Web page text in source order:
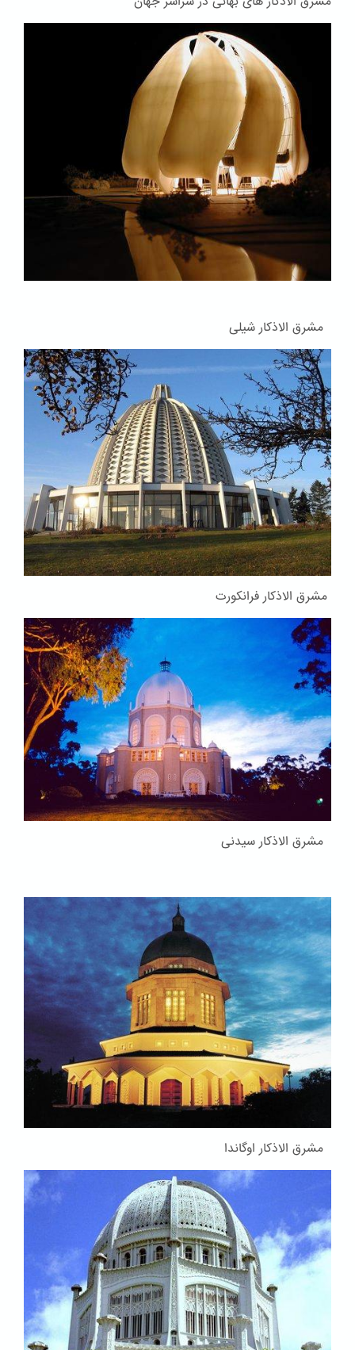
مشرق الاذکار شیلی
مشرق الاذکار فرانکورت
مشرق الاذکار سیدنی
مشرق الاذکار اوگاندا